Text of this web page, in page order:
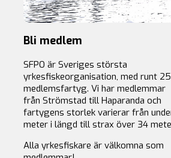
Bli medlem
SFPO är Sveriges största
yrkesfiskeorganisation, med runt
medlemsfartyg. Vi har medlemmar
från Strömstad till Haparanda och
fartygens storlek varierar från
meter i längd till strax över 34
Alla yrkesfiskare är välkomna som